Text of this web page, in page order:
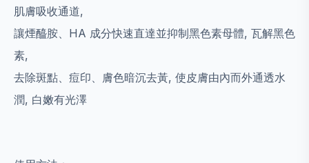
肌膚吸收通道,
讓煙醯胺、HA 成分快速直達並抑制黑色素母體, 瓦解黑色
素,
去除斑點、痘印、膚色暗沉去黃, 使皮膚由內而外通透水
潤, 白嫩有光澤